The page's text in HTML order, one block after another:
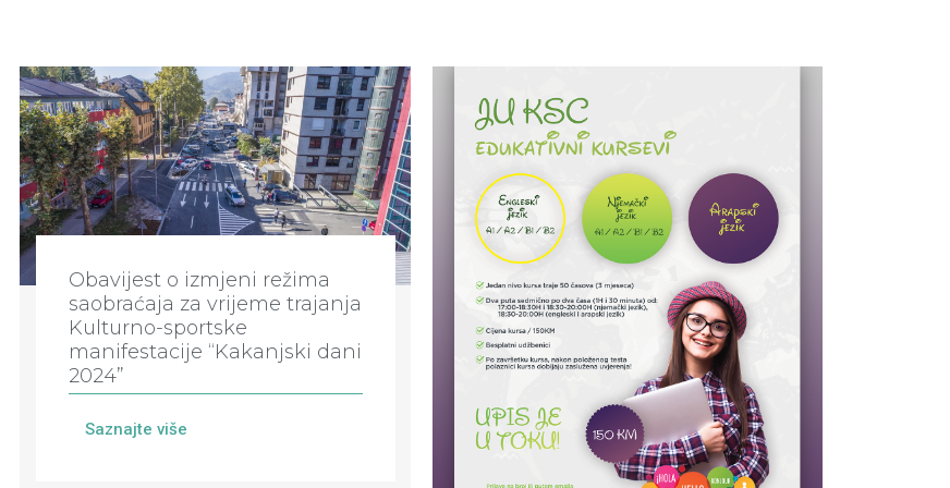
Obavijest o izmjeni režima
saobraćaja za vrijeme trajanja
Kulturno-sportske
manifestacije “Kakanjski dani
2024”
Saznajte više